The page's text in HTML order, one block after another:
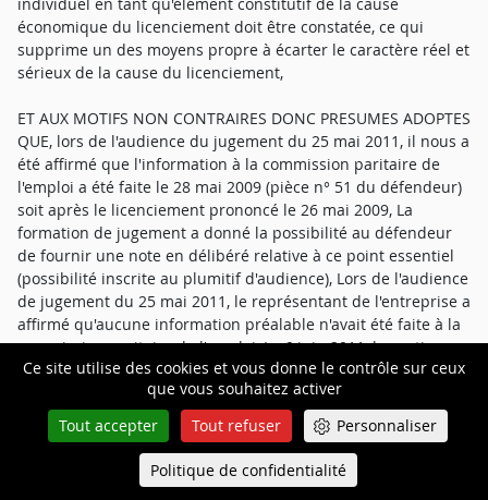
Ce site utilise des cookies et vous donne le contrôle sur ceux
que vous souhaitez activer
Tout accepter
Tout refuser Personnaliser
Politique de confidentialité
économique du licenciement doit être constatée, ce qui
supprime un des moyens propre à écarter le caractère réel et
sérieux de la cause du licenciement,
ET AUX MOTIFS NON CONTRAIRES DONC PRESUMES ADOPTES
QUE, lors de l'audience du jugement du 25 mai 2011, il nous a
été affirmé que l'information à la commission paritaire de
l'emploi a été faite le 28 mai 2009 (pièce n° 51 du défendeur)
soit après le licenciement prononcé le 26 mai 2009, La
formation de jugement a donné la possibilité au défendeur
de fournir une note en délibéré relative à ce point essentiel
(possibilité inscrite au plumitif d'audience), Lors de l'audience
de jugement du 25 mai 2011, le représentant de l'entreprise a
affirmé qu'aucune information préalable n'avait été faite à la
commission paritaire de l'emploi, Le 6 juin 2011, la partie
défenderesse a fourni, dans le cadre de la note en délibéré,
un nouvel élément s'agissant d'une lettre de l'union des
industries et métiers de la métallurgie (UIMM) Saône-et-Loire,
datée du 30 mai 2011, soit 2 ans après les faits et affirmant
qu'un entretien aurait eu lieu avec la société AL-KO le 20 mai
2009 et qu'un document daté du 19 juin 2009 indiquant le
Queue-Fair